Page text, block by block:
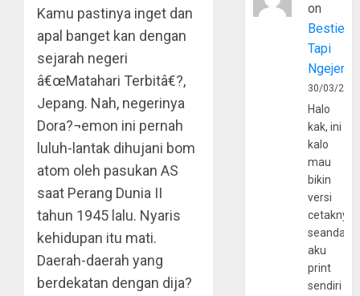
Kamu pastinya inget dan
apal banget kan dengan
sejarah negeri
â€œMatahari Terbitâ€?,
Jepang. Nah, negerinya
Dora?¬emon ini pernah
luluh-lantak dihujani bom
atom oleh pasukan AS
saat Perang Dunia II
tahun 1945 lalu. Nyaris
kehidupan itu mati.
Daerah-daerah yang
berdekatan dengan dija?
on
Bestie
Tapi
30/03/
Halo
kak, ini
kalo
mau
bikin
versi
cetaknya
aku
print
sendiri